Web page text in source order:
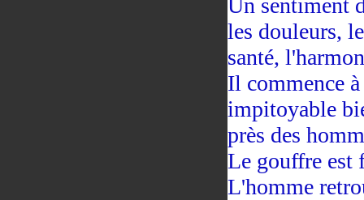
les douleurs,
santé,
Il commence
impitoyable
près des
Le gouffre est
L'homme